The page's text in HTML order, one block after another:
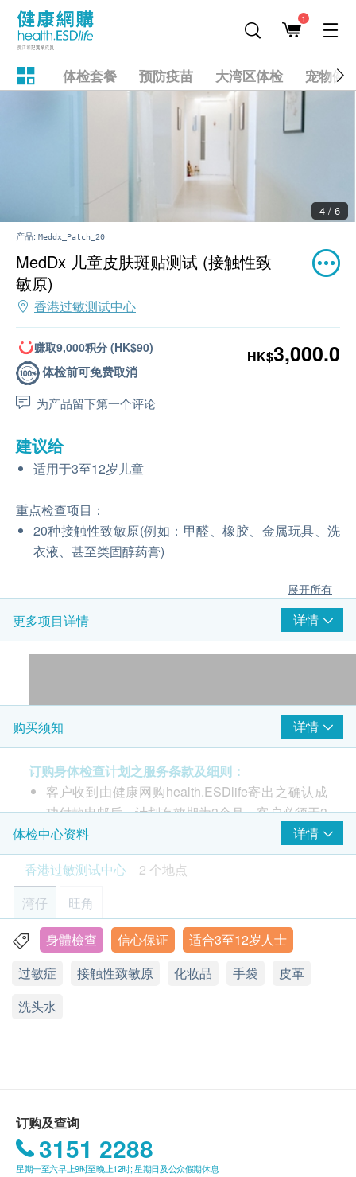
1
体检套餐 预防疫苗 大湾区体检 宠物健
4 / 6
产品: Meddx_Patch_20
MedDx 儿童皮肤斑贴测试 (接触性致
敏原)
香港过敏测试中心
赚取9,000积分 (HK$90)
体检前可免费取消
为产品留下第一个评论
HK$3,000.0
建议给
适用于3至12岁儿童
重点检查项目：
20种接触性致敏原(例如：甲醛、橡胶、金属玩具、洗
衣液、甚至类固醇药膏)
展开所有
更多项目详情 详情
**此计划只于湾仔及旺角检验中心提供**
测试20种接触性致敏原
适合接触性皮炎的皮肤过敏试验, 例如甲醛、橡胶
玩具、金属玩具、洗衣液、甚至类固醇药膏等等…
由瑞典Chemotechnique制造
(www.chemotechnique.se/)
液、甚至类固醇药膏，惟部小朋友使用后长出红疹，
痕痒难挡。
购买须知 详情
订购身体检查计划之服务条款及细则：
客户收到由健康网购health.ESDlife寄出之确认成
功付款电邮后，计划有效期为3个月，客户必须于3
个月内(由确认付款日期起计)接受有关测试，逾期
作废。
进行过敏测试后，因应不同测试计划，一般情况
下，可于10至14个工作天跟进检查报告。
报告可以电邮给客户，或客户可亲身往麦迪体检中
心领取。
订购一经确认，不设退款。
如有争议，香港过敏测试中心 及 健康网购 health.
ESDlife 保留最后决定权。
所有测试并非作为医务诊断或治疗用途，是次检测
途。当阁下身体健康出现任何疾病征兆时，应立即
咨询有认可资格的医生，作出诊断及治疗。
本服务/产品由商户提供。生活易【健康网购
体检中心资料
详情
香港过敏测试中心
2 个地点
湾仔
旺角
香港过敏测试中心
显示地图
星期一至五: 9:00a.m – 6:00p.m & 9:00p.m – 10:00p.m
身體檢查 信心保证
适合3至12岁人士
过敏症
接触性致敏原 化妆品 手袋
皮革
洗头水
订购及查询
3151 2288
星期一至六早上9时至晚上12时; 星期日及公众假期休息